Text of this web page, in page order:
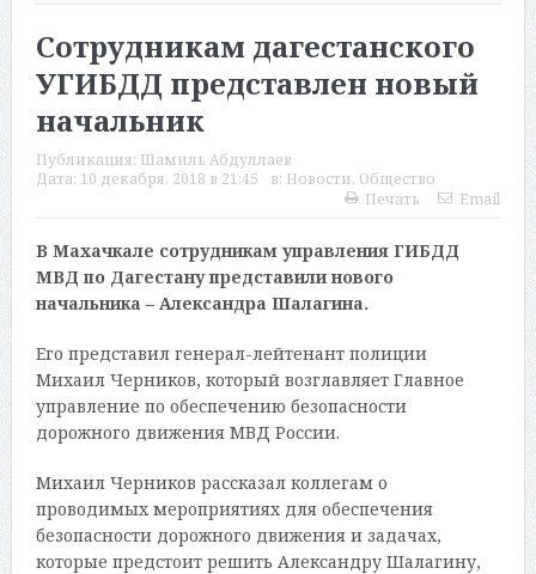
Сотрудникам дагестанского
УГИБДД представлен новый
начальник
Публикация: Шамиль Абдуллаев
Дата: 10 декабря, 2018 в 21:45 в: Новости, Общество
Печать
Email
В Махачкале сотрудникам управления ГИБДД
МВД по Дагестану представили нового
начальника – Александра Шалагина.
Его представил генерал-лейтенант полиции
Михаил Черников, который возглавляет Главное
управление по обеспечению безопасности
дорожного движения МВД России.
Михаил Черников рассказал коллегам о
проводимых мероприятиях для обеспечения
безопасности дорожного движения и задачах,
которые предстоит решить Александру Шалагину,